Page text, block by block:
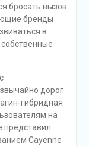
бросать вызов
бренды
в
дорог
гибридная
на
представил
Cayenne